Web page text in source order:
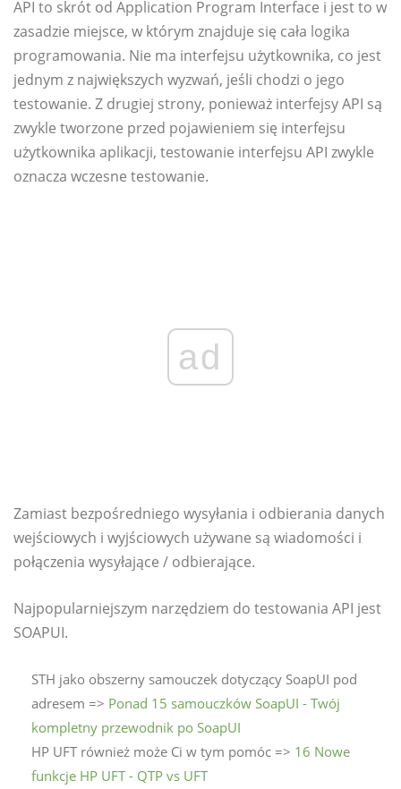
API to skrót od Application Program Interface i jest to w
zasadzie miejsce, w którym znajduje się cała logika
programowania. Nie ma interfejsu użytkownika, co jest
jednym z największych wyzwań, jeśli chodzi o jego
testowanie. Z drugiej strony, ponieważ interfejsy API są
zwykle tworzone przed pojawieniem się interfejsu
użytkownika aplikacji, testowanie interfejsu API zwykle
oznacza wczesne testowanie.
ad
Zamiast bezpośredniego wysyłania i odbierania danych
wejściowych i wyjściowych używane są wiadomości i
połączenia wysyłające / odbierające.
Najpopularniejszym narzędziem do testowania API jest
SOAPUI.
STH jako obszerny samouczek dotyczący SoapUI pod
adresem => Ponad 15 samouczków SoapUI - Twój
kompletny przewodnik po SoapUI
HP UFT również może Ci w tym pomóc => 16 Nowe
funkcje HP UFT - QTP vs UFT